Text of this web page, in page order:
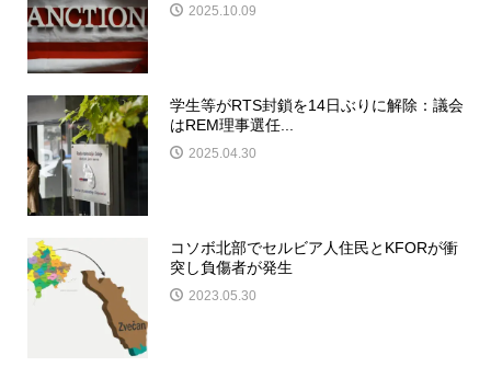
2025.10.09
学生等がRTS封鎖を14日ぶりに解除：議会
はREM理事選任...
2025.04.30
コソボ北部でセルビア人住民とKFORが衝
突し負傷者が発生
2023.05.30